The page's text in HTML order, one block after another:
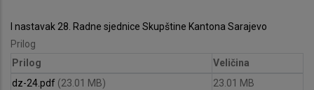
I nastavak 28. Radne sjednice Skupštine Kantona Sarajevo
Prilog
Prilog
Veličina
dz-24.pdf (23.01 MB) 23.01 MB